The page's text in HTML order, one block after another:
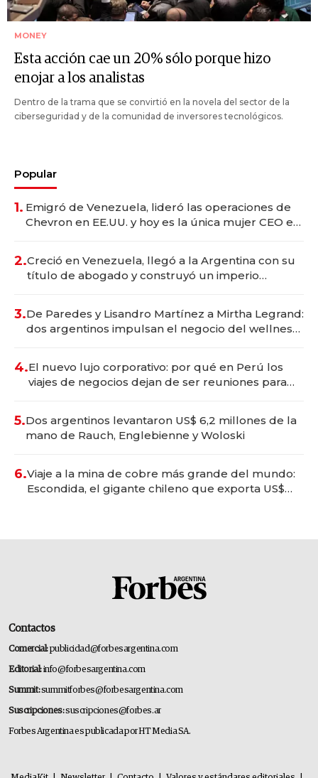
MONEY
Esta acción cae un 20% sólo porque hizo
enojar a los analistas
Dentro de la trama que se convirtió en la novela del sector de la
ciberseguridad y de la comunidad de inversores tecnológicos.
Popular
1. Emigró de Venezuela, lideró las operaciones de
Chevron en EE.UU. y hoy es la única mujer CEO en
2.Creció en Venezuela, llegó a la Argentina con su
título de abogado y construyó un imperio
3.De Paredes y Lisandro Martínez a Mirtha Legrand:
dos argentinos impulsan el negocio del wellness
4.El nuevo lujo corporativo: por qué en Perú los
viajes de negocios dejan de ser reuniones para
5.Dos argentinos levantaron US$ 6,2 millones de la
mano de Rauch, Englebienne y Woloski
6.Viaje a la mina de cobre más grande del mundo:
Escondida, el gigante chileno que exporta US$
Contactos
Comercial:publicidad@forbesargentina.com
Editorial:info@forbesargentina.com
Summit:summitforbes@forbesargentina.com
Suscripciones:suscripciones@forbes.ar
Forbes Argentina es publicada por HT Media SA.